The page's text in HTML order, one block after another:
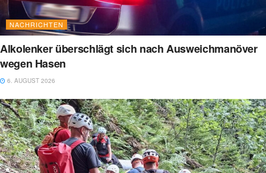
NACHRICHTEN
Alkolenker überschlägt sich nach Ausweichmanöver
wegen Hasen
6. AUGUST 2026